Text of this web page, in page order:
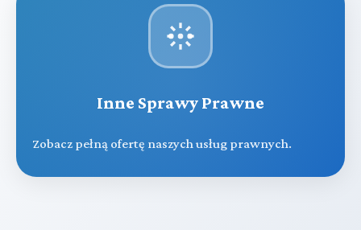
Inne Sprawy Prawne
Zobacz pełną ofertę naszych usług prawnych.